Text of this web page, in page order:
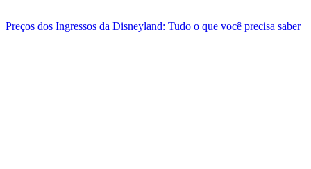
Preços dos Ingressos da Disneyland: Tudo o que você precisa saber